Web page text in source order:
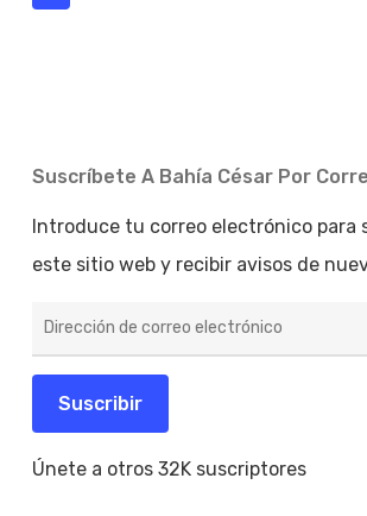
Suscríbete A Bahía César Por
Introduce tu correo electrónico para
este sitio web y recibir avisos de
de
electrónico
Suscribir
Únete a otros 32K suscriptores